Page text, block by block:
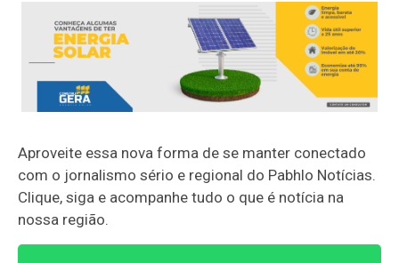
Aproveite essa nova forma de se manter conectado
com o jornalismo sério e regional do Pabhlo Notícias.
Clique, siga e acompanhe tudo o que é notícia na
nossa região.